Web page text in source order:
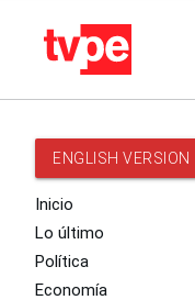
ENGLISH VERSION
Inicio
Lo último
Política
Economía